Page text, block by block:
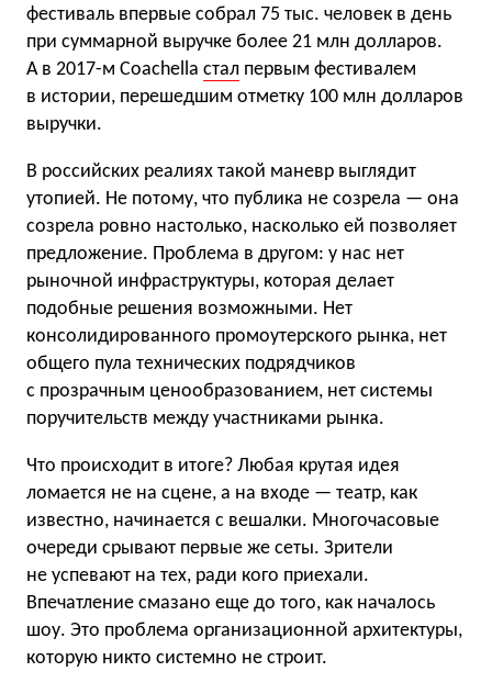
фестиваль впервые собрал 75 тыс. человек в день
при суммарной выручке более 21 млн долларов.
А в 2017-м Coachella стал первым фестивалем
в истории, перешедшим отметку 100 млн долларов
выручки.
В российских реалиях такой маневр выглядит
утопией. Не потому, что публика не созрела — она
созрела ровно настолько, насколько ей позволяет
предложение. Проблема в другом: у нас нет
рыночной инфраструктуры, которая делает
подобные решения возможными. Нет
консолидированного промоутерского рынка, нет
общего пула технических подрядчиков
с прозрачным ценообразованием, нет системы
поручительств между участниками рынка.
Что происходит в итоге? Любая крутая идея
ломается не на сцене, а на входе — театр, как
известно, начинается с вешалки. Многочасовые
очереди срывают первые же сеты. Зрители
не успевают на тех, ради кого приехали.
Впечатление смазано еще до того, как началось
шоу. Это проблема организационной архитектуры,
которую никто системно не строит.